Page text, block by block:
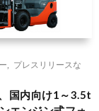
プレスリリースな
国内向け1～3.5t